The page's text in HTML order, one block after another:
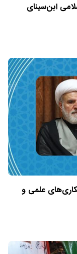
ابن‌سینای
علمی و